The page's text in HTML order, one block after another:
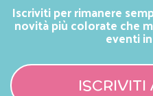
Iscriviti per rimanere
novità più colorate che
eventi
ISCRIVITI